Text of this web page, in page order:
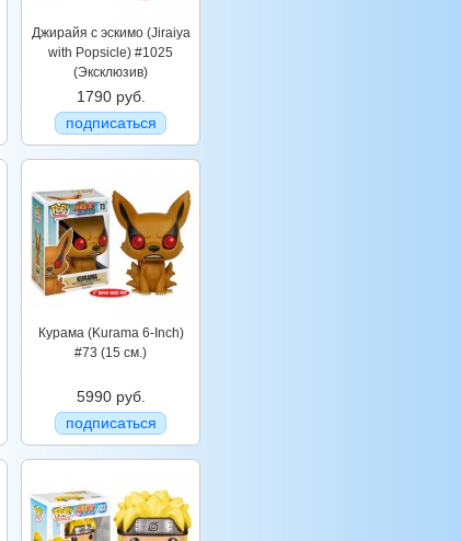
Джирайя с эскимо (Jiraiya
with Popsicle) #1025
(Эксклюзив)
1790 руб.
подписаться
Курама (Kurama 6-Inch)
#73 (15 см.)
5990 руб.
подписаться